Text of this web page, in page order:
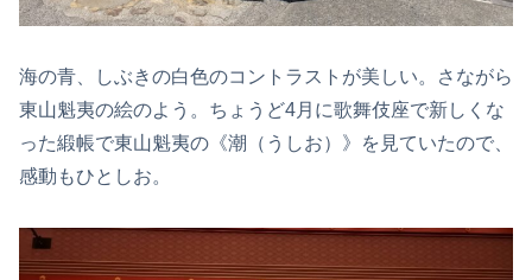
海の青、しぶきの白色のコントラストが美しい。さながら
東山魁夷の絵のよう。ちょうど4月に歌舞伎座で新しくな
った緞帳で東山魁夷の《潮（うしお）》を見ていたので、
感動もひとしお。